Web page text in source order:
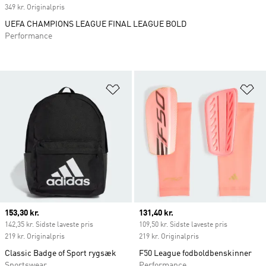
Føj til ønskeliste
Current price
153,30 kr.
142,35 kr. Sidste laveste pris
219 kr. Originalpris
Classic Badge of Sport rygsæk
Current price
131,40 kr.
109,50 kr. Sidste laveste pris
219 kr. Originalpris
F50 League fodboldbenskinner
349 kr. Originalpris
UEFA CHAMPIONS LEAGUE FINAL LEAGUE BOLD
Performance